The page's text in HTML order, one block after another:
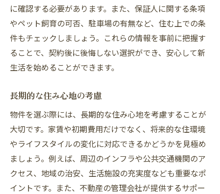
に確認する必要があります。また、保証人に関する条項
やペット飼育の可否、駐車場の有無など、住む上での条
件もチェックしましょう。これらの情報を事前に把握す
ることで、契約後に後悔しない選択ができ、安心して新
生活を始めることができます。
長期的な住み心地の考慮
物件を選ぶ際には、長期的な住み心地を考慮することが
大切です。家賃や初期費用だけでなく、将来的な住環境
やライフスタイルの変化に対応できるかどうかを見極め
ましょう。例えば、周辺のインフラや公共交通機関のア
クセス、地域の治安、生活施設の充実度なども重要なポ
イントです。また、不動産の管理会社が提供するサポー